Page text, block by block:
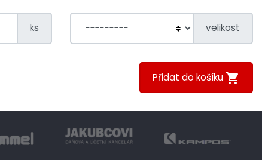
ks velikost
Přidat do košíku